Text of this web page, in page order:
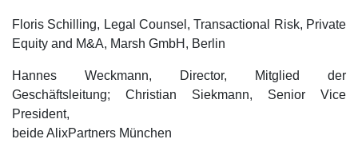
Floris Schilling, Legal Counsel, Transactional Risk, Private
Equity and M&A, Marsh GmbH, Berlin
Hannes Weckmann, Director, Mitglied der
Geschäftsleitung; Christian Siekmann, Senior Vice
President,
beide AlixPartners München